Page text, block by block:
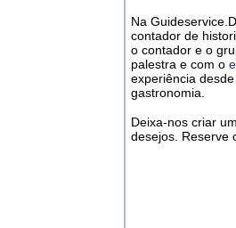
Na
contador de
o contador e o
palestra e com o
experiência
gastronomia.
Deixa-nos criar
desejos. Reserve